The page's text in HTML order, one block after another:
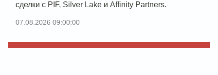
сделки с PIF, Silver Lake и Affinity Partners.
07.08.2026 09:00:00